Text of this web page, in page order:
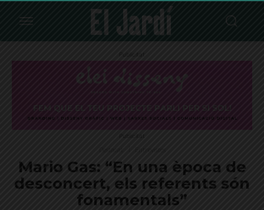
Publicitat
Publicitat
Mario Gas: “En una època de
desconcert, els referents són
fonamentals”